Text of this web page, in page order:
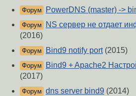
Форум PowerDNS (master) ->
Форум
NS сервер не отдает
(2016)
Форум Bind9 notify port(2015)
Форум
Bind9 + Apache2
(2017)
Форум dns server bind9 (2014)